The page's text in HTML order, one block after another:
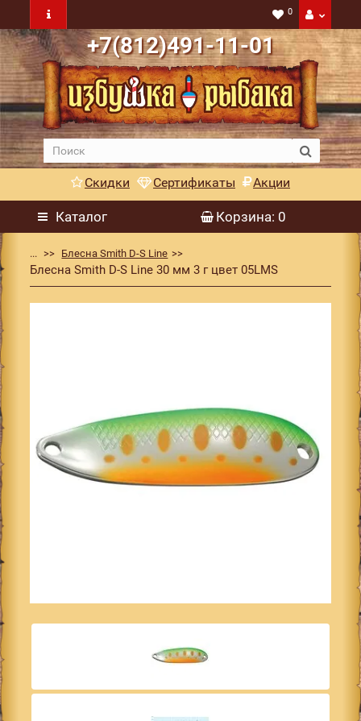
0
+7(812)491-11-01
Скидки Сертификаты Акции
Каталог Корзина: 0
... Блесна Smith D-S Line
Блесна Smith D-S Line 30 мм 3 г цвет 05LMS